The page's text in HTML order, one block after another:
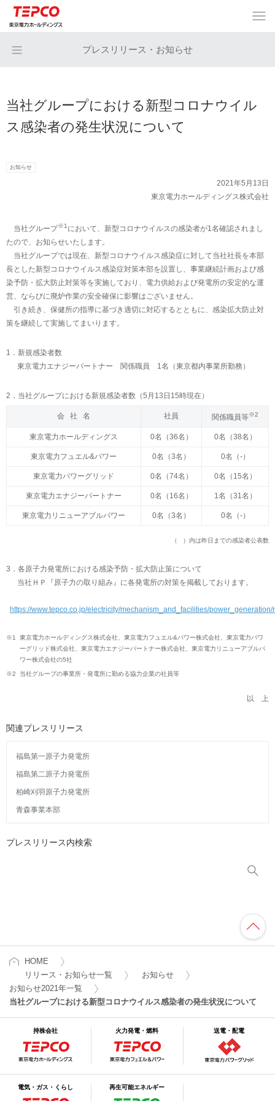
プレスリリース・お知らせ
当社グループにおける新型コロナウイル
ス感染者の発生状況について
お知らせ
2021年5月13日
東京電力ホールディングス株式会社
当社グループ※1 において、新型コロナウイルスの感染者が1名確認されまし
たので、お知らせいたします。
当社グループでは現在、新型コロナウイルス感染症に対して当社社長を本部
長とした新型コロナウイルス感染症対策本部を設置し、事業継続計画および感
染予防・拡大防止対策等を実施しており、電力供給および発電所の安定的な運
営、ならびに廃炉作業の安全確保に影響はございません。
引き続き、保健所の指導に基づき適切に対応するとともに、感染拡大防止対
策を継続して実施してまいります。
1．新規感染者数
東京電力エナジーパートナー 関係職員 1名（東京都内事業所勤務）
2．当社グループにおける新規感染者数（5月13日15時現在）
会 社 名 社員 関係職員等※2
東京電力ホールディングス 0名（36名） 0名（38名）
東京電力フュエル&パワー 0名（3名） 0名（-）
東京電力パワーグリッド 0名（74名） 0名（15名）
東京電力エナジーパートナー 0名（16名） 1名（31名）
東京電力リニューアブルパワー 0名（3名） 0名（-）
（ ）内は昨日までの感染者公表数
3．各原子力発電所における感染予防・拡大防止策について
当社ＨＰ『原子力の取り組み』に各発電所の対策を掲載しております。
https://www.tepco.co.jp/electricity/mechanism_and_facilities/
※1 東京電力ホールディングス株式会社、東京電力フュエル&パワー株式会社、東京電力パワ
ーグリッド株式会社、東京電力エナジーパートナー株式会社、東京電力リニューアブルパ
ワー株式会社の5社
※2 当社グループの事業所・発電所に勤める協力企業の社員等
以 上
関連プレスリリース
福島第一原子力発電所
福島第二原子力発電所
柏崎刈羽原子力発電所
青森事業本部
プレスリリース内検索
HOME
リリース・お知らせ一覧
お知らせ
お知らせ2021年一覧
当社グループにおける新型コロナウイルス感染者の発生状況について
持株会社 火力発電・燃料 送電・配電
電気・ガス・くらし 再生可能エネルギー